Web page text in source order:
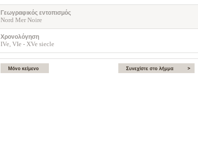
Γεωγραφικός εντοπισμός
Nord Mer Noire
Χρονολόγηση
IVe, VIe - XVe siecle